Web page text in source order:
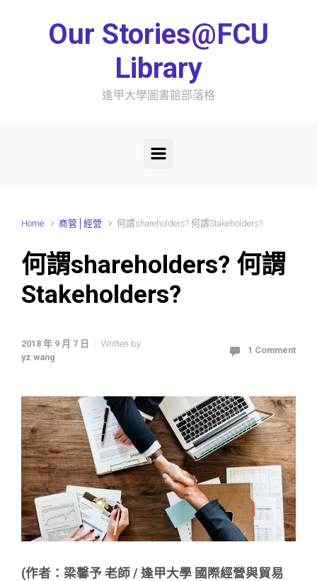
Our Stories@FCU
Library
逢甲大學圖書館部落格
Home 商管│經營 何謂shareholders? 何謂Stakeholders?
何謂shareholders? 何謂
Stakeholders?
2018 年 9 月 7 日
Written by
yz wang
1 Comment
(作者：梁馨予 老師 / 逢甲大學 國際經營與貿易